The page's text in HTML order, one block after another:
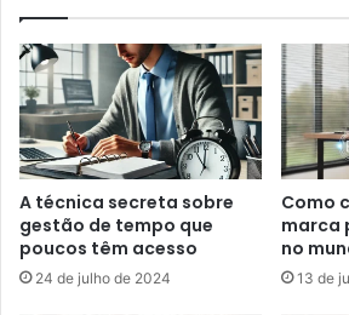
A técnica secreta sobre
gestão de tempo que
poucos têm acesso
24 de julho de 2024
Como
marca
no
13 de